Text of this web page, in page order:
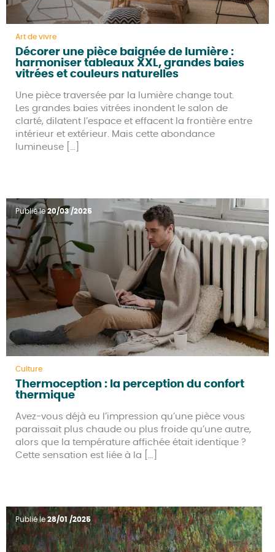
Art de vivre
Décorer une pièce baignée de lumière :
harmoniser tableaux XXL, grandes baies
vitrées et couleurs naturelles
Une pièce traversée par la lumière change tout.
Les grandes baies vitrées inondent le salon de
clarté, dilatent l’espace et effacent la frontière entre
intérieur et extérieur. Mais cette abondance
lumineuse […]
Publié le20/03 /2025
Culture
Thermoception : la perception du confort
thermique
Avez-vous déjà eu l’impression qu’une pièce vous
paraissait plus chaude ou plus froide qu’une autre,
alors que la température affichée était identique ?
Cette sensation est liée à la […]
Publié le28/01 /2025